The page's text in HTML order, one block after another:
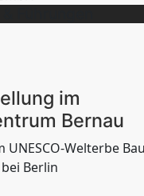
im
Bernau
Welterbe
Berlin